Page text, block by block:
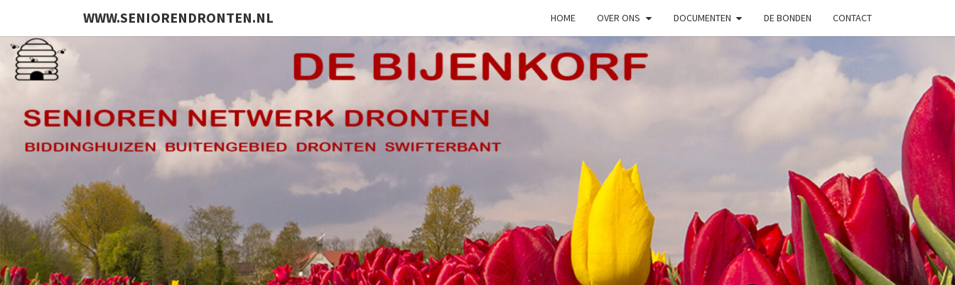
WWW.SENIORENDRONTEN.NL HOME OVER ONS DOCUMENTEN DE BONDEN CONTACT
Het
Netwerk
Voor 30%
Van De
Dronter
Bevolking